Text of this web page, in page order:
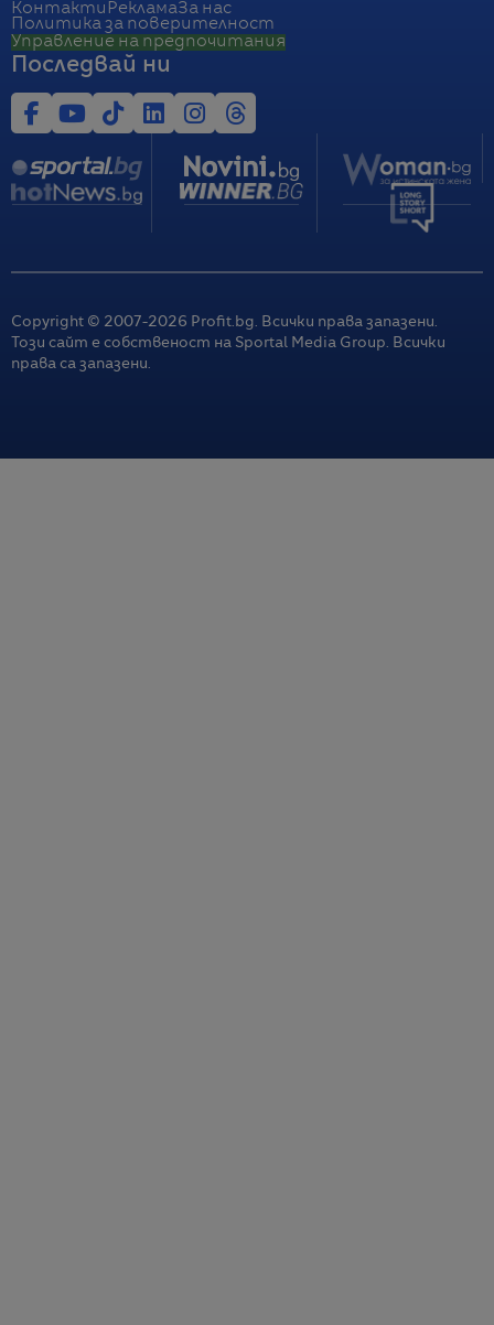
Контакти РекламаЗа нас
Политика за поверителност
Управление на предпочитания
Последвай ни
Copyright © 2007-2026 Profit.bg. Всички права запазени.
Този сайт е собственост на Sportal Media Group. Всички
права са запазени.